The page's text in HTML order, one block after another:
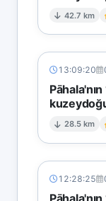
42.7 km
13:09:20
28.5 km
12:28:25